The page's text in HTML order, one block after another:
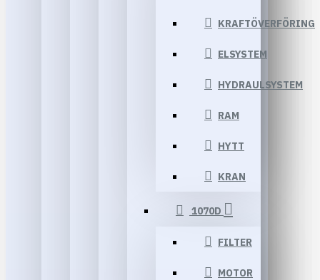
KRAFTÖVERFÖRING
ELSYSTEM
HYDRAULSYSTEM
RAM
HYTT
KRAN
1070D
FILTER
MOTOR